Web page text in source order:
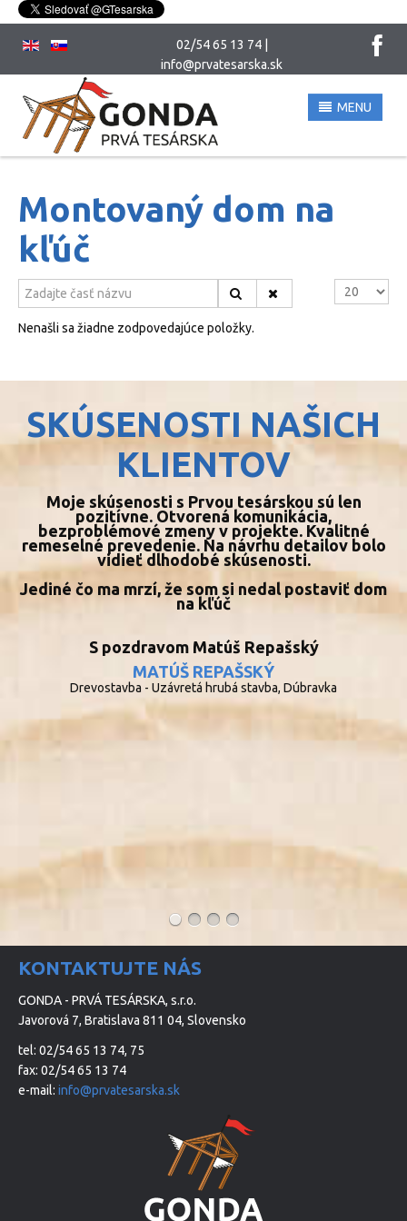
02/54 65 13 74 |
info@prvatesarska.sk
MENU
SLUŽBY
BLOG
ZAMESTNANIE
KONTAKT
Montovaný dom na
kľúč
Zadajte časť názvu Zobrazené
Nenašli sa žiadne zodpovedajúce položky.
SKÚSENOSTI NAŠICH
KLIENTOV
Moje skúsenosti s Prvou tesárskou sú len
pozitívne. Otvorená komunikácia,
bezproblémové zmeny v projekte. Kvalitné
remeselné prevedenie. Na návrhu detailov bolo
vidieť dlhodobé skúsenosti.
Jediné čo ma mrzí, že som si nedal postaviť dom
na kľúč
S pozdravom Matúš Repašský
MATÚŠ REPAŠSKÝ
Drevostavba - Uzávretá hrubá stavba, Dúbravka
KONTAKTUJTE NÁS
GONDA - PRVÁ TESÁRSKA, s.r.o.
Javorová 7, Bratislava 811 04, Slovensko
tel: 02/54 65 13 74, 75
fax: 02/54 65 13 74
e-mail: info@prvatesarska.sk